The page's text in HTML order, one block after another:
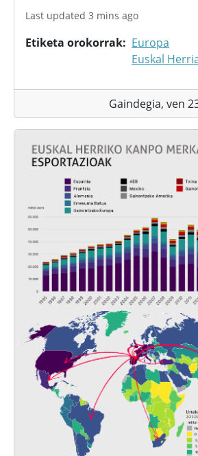
Last updated 3 mins ago
Etiketa orokorrak
Europa
Euskal
Gaindegia, ven